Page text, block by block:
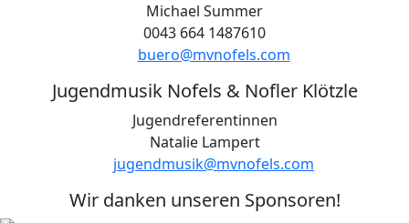
Michael Summer
0043 664 1487610
buero@mvnofels.com
Jugendmusik Nofels & Nofler Klötzle
Jugendreferentinnen
Natalie Lampert
jugendmusik@mvnofels.com
Wir danken unseren Sponsoren!